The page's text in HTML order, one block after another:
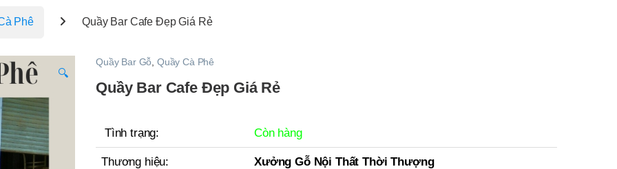
Phê Quầy Bar Cafe Đẹp Giá Rẻ
🔍
Quầy Bar Gỗ, Quầy Cà Phê
Quầy Bar Cafe Đẹp Giá Rẻ
Tình trạng: Còn hàng
Thương hiệu: Xưởng Gỗ Nội Thất Thời Thượng